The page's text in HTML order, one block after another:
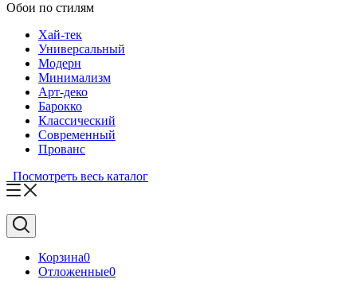
Обои по стилям
Хай-тек
Универсальный
Модерн
Минимализм
Арт-деко
Барокко
Классический
Современный
Прованс
Посмотреть весь каталог
Корзина0
Отложенные0